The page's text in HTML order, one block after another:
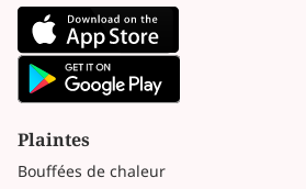
Plaintes
Bouffées de chaleur